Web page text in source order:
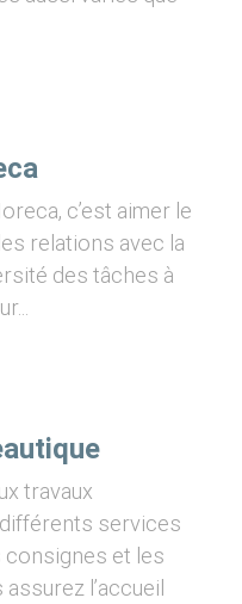
c’est aimer le
relations avec la
des tâches à
travaux
services
et les
l’accueil